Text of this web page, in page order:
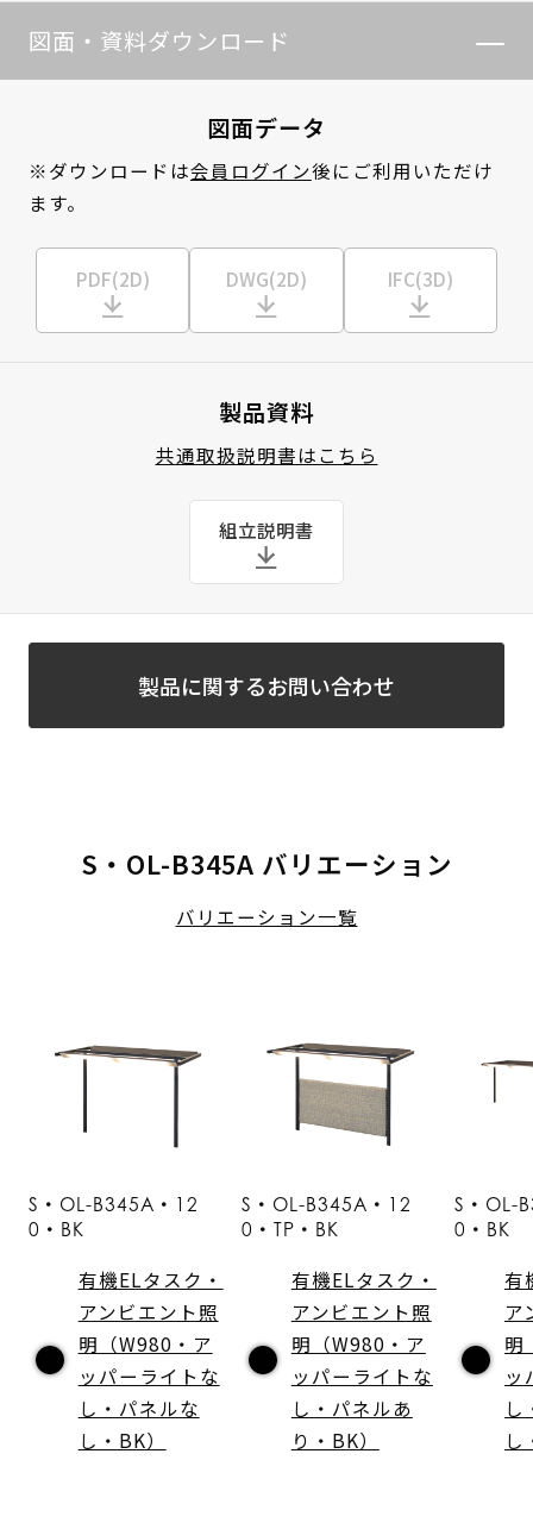
図面・資料ダウンロード
図面データ
※ダウンロードは会員ログイン後にご利用いただけ
ます。
PDF(2D) DWG(2D) IFC(3D)
製品資料
共通取扱説明書はこちら
組立説明書
製品に関するお問い合わせ
S・OL-B345A バリエーション
バリエーション一覧
S・OL-B345A・12
0・BK
有機ELタスク・
アンビエント照
明（W980・ア
ッパーライトな
し・パネルな
し・BK）
S・OL-B345A・12
0・TP・BK
有機ELタスク・
アンビエント照
明（W980・ア
ッパーライトな
し・パネルあ
り・BK）
S・OL-
0・BK
有
ア
明
ッ
し
し